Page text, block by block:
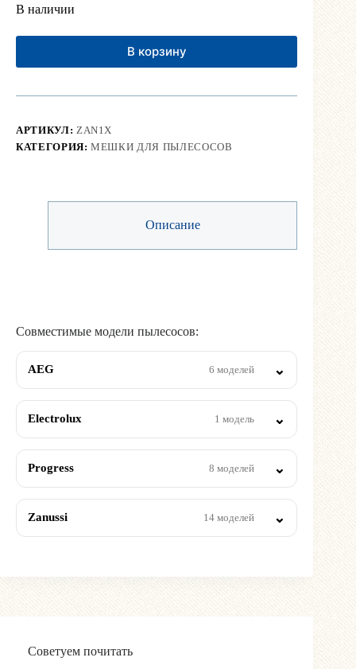
В наличии
В корзину
АРТИКУЛ: ZAN1X
КАТЕГОРИЯ:МЕШКИ ДЛЯ ПЫЛЕСОСОВ
Описание
Совместимые модели пылесосов:
AEG 6 моделей
Electrolux 1 модель
Progress 8 моделей
Zanussi 14 моделей
Советуем почитать